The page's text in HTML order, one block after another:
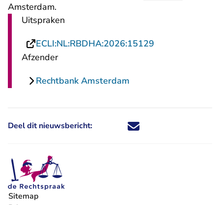
Amsterdam.
Uitspraken
ECLI:NL:RBDHA:2026:15129
Afzender
Rechtbank Amsterdam
Deel dit nieuwsbericht: Deel dit nieuwsbericht via X -
Deel dit nieuwsbericht via
Deel dit nieuwsbericht
Deel dit
Sitemap